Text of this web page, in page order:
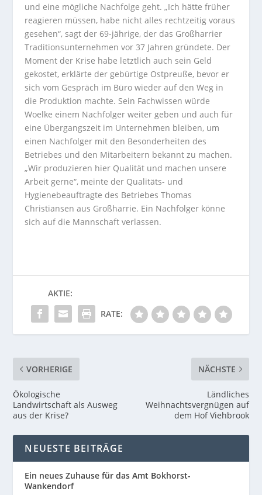
und eine mögliche Nachfolge geht. „Ich hätte früher
reagieren müssen, habe nicht alles rechtzeitig voraus
gesehen“, sagt der 69-jährige, der das Großharrier
Traditionsunternehmen vor 37 Jahren gründete. Der
Moment der Krise habe letztlich auch sein Geld
gekostet, erklärte der gebürtige Ostpreuße, bevor er
sich vom Gespräch im Büro wieder auf den Weg in
die Produktion machte. Sein Fachwissen würde
Woelke einem Nachfolger weiter geben und auch für
eine Übergangszeit im Unternehmen bleiben, um
einen Nachfolger mit den Besonderheiten des
Betriebes und den Mitarbeitern bekannt zu machen.
„Wir produzieren hier Qualität und machen unsere
Arbeit gerne“, meinte der Qualitäts- und
Hygienebeauftragte des Betriebes Thomas
Christiansen aus Großharrie. Ein Nachfolger könne
sich auf die Mannschaft verlassen.
AKTIE:
RATE:
VORHERIGE
Ökologische
Landwirtschaft als Ausweg
aus der Krise?
NÄCHSTE
Ländliches
Weihnachtsvergnügen auf
dem Hof Viehbrook
NEUESTE BEITRÄGE
Ein neues Zuhause für das Amt Bokhorst-
Wankendorf